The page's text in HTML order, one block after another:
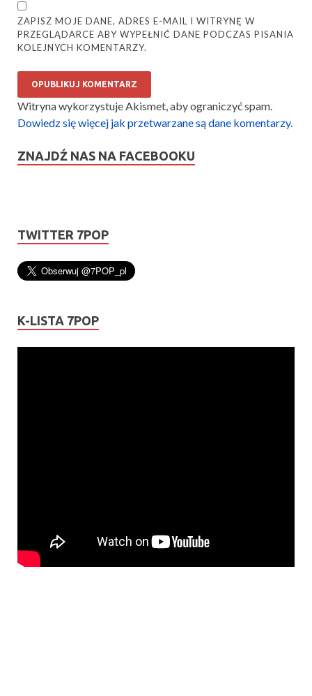
ZAPISZ MOJE DANE, ADRES E-MAIL I WITRYNĘ W
PRZEGLĄDARCE ABY WYPEŁNIĆ DANE PODCZAS PISANIA
KOLEJNYCH KOMENTARZY.
Witryna wykorzystuje Akismet, aby ograniczyć spam.
Dowiedz się więcej jak przetwarzane są dane komentarzy.
ZNAJDŹ NAS NA FACEBOOKU
TWITTER 7POP
K-LISTA 7POP